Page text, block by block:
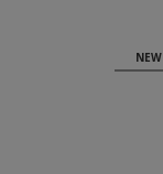
NEW